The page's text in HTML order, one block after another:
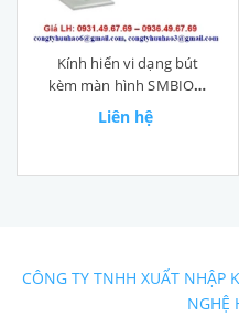
Kính hiển vi dạng bút
kèm màn hình SMBIOP-
10-LCD
Liên hệ
CÔNG TY TNHH XUẤT NHẬP
NGHỆ